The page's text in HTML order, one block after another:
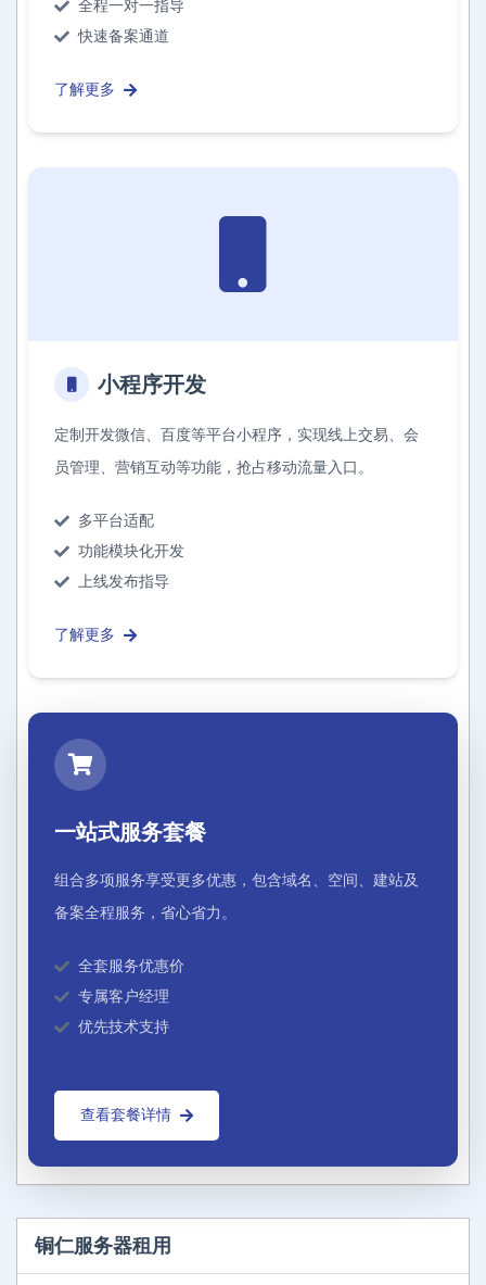
全程一对一指导
快速备案通道
了解更多
小程序开发
定制开发微信、百度等平台小程序，实现线上交易、会
员管理、营销互动等功能，抢占移动流量入口。
多平台适配
功能模块化开发
上线发布指导
了解更多
一站式服务套餐
组合多项服务享受更多优惠，包含域名、空间、建站及
备案全程服务，省心省力。
全套服务优惠价
专属客户经理
优先技术支持
查看套餐详情
铜仁服务器租用